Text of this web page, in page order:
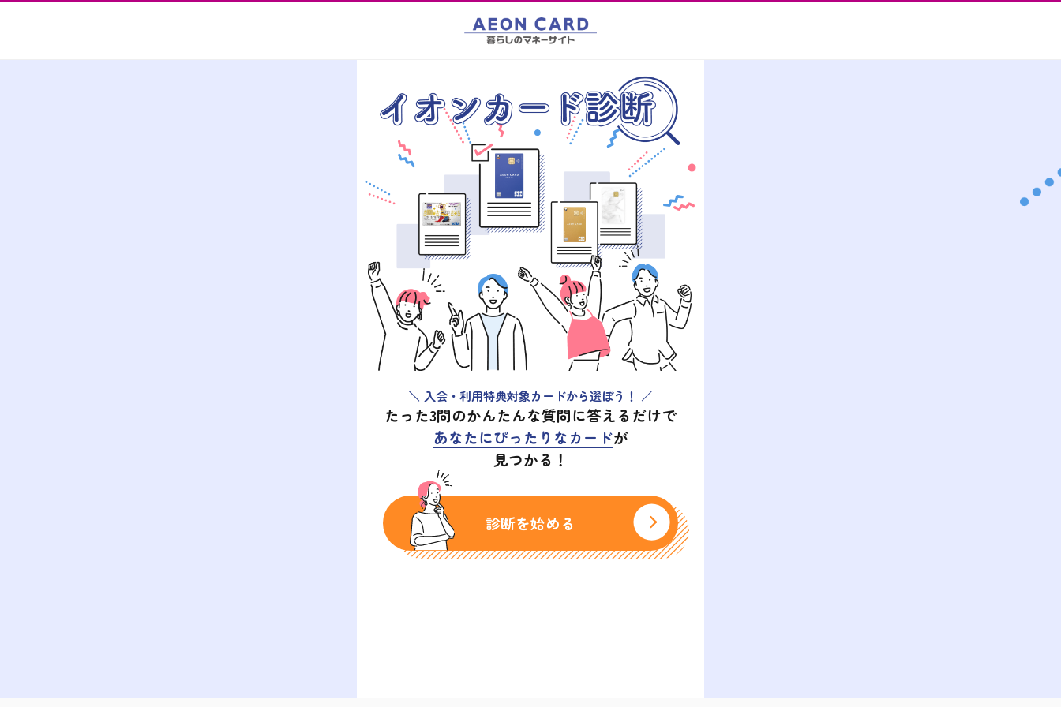
入会・利用特典対象カードから選ぼう！
たった3問のかんたんな質問に答えるだけで
あなたにぴったりなカードが
見つかる！
診断を始める